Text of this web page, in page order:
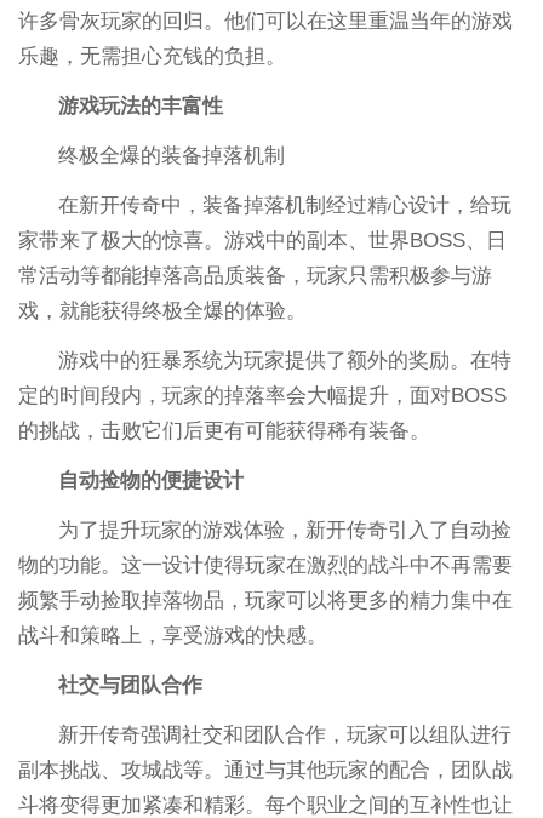
许多骨灰玩家的回归。他们可以在这里重温当年的游戏
乐趣，无需担心充钱的负担。
游戏玩法的丰富性
终极全爆的装备掉落机制
在新开传奇中，装备掉落机制经过精心设计，给玩
家带来了极大的惊喜。游戏中的副本、世界BOSS、日
常活动等都能掉落高品质装备，玩家只需积极参与游
戏，就能获得终极全爆的体验。
游戏中的狂暴系统为玩家提供了额外的奖励。在特
定的时间段内，玩家的掉落率会大幅提升，面对BOSS
的挑战，击败它们后更有可能获得稀有装备。
自动捡物的便捷设计
为了提升玩家的游戏体验，新开传奇引入了自动捡
物的功能。这一设计使得玩家在激烈的战斗中不再需要
频繁手动捡取掉落物品，玩家可以将更多的精力集中在
战斗和策略上，享受游戏的快感。
社交与团队合作
新开传奇强调社交和团队合作，玩家可以组队进行
副本挑战、攻城战等。通过与其他玩家的配合，团队战
斗将变得更加紧凑和精彩。每个职业之间的互补性也让